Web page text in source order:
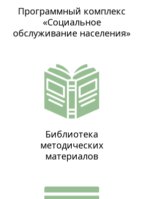
Программный комплекс
«Социальное
обслуживание населения»
Библиотека
методических
материалов